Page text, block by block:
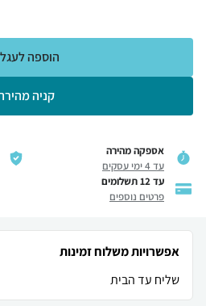
קניה
הוספה
אספקה מהירה
עד 4 ימי עסקים
עד 12 תשלומים
פרטים נוספים
אפשרויות משלוח זמינות
שליח עד הבית